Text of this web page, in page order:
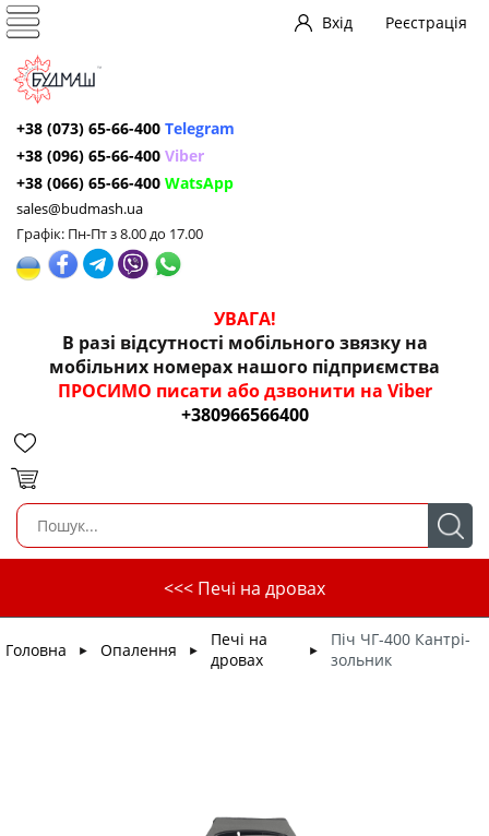
Вхід Реєстрація
+38 (073) 65-66-400 Telegram
+38 (096) 65-66-400 Viber
+38 (066) 65-66-400 WatsApp
sales@budmash.ua
Графік: Пн-Пт з 8.00 до 17.00
УВАГА!
В разі відсутності мобільного звязку на
мобільних номерах нашого підприємства
ПРОСИМО писати або дзвонити на Viber
+380966566400
<<< Печі на дровах
Головна ► Опалення ►
Печі на
дровах
►
Піч ЧГ-400 Кантрі-
зольник